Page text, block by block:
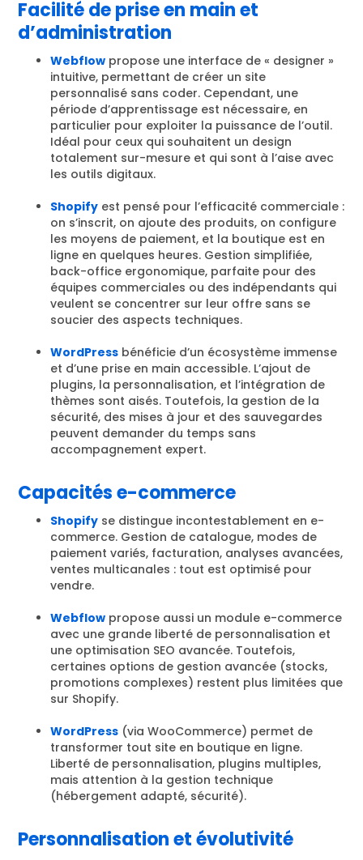
Facilité de prise en main et
d’administration
Webflow propose une interface de « designer »
intuitive, permettant de créer un site
personnalisé sans coder. Cependant, une
période d’apprentissage est nécessaire, en
particulier pour exploiter la puissance de l’outil.
Idéal pour ceux qui souhaitent un design
totalement sur-mesure et qui sont à l’aise avec
les outils digitaux.
Shopify est pensé pour l’efficacité commerciale :
on s’inscrit, on ajoute des produits, on configure
les moyens de paiement, et la boutique est en
ligne en quelques heures. Gestion simplifiée,
back-office ergonomique, parfaite pour des
équipes commerciales ou des indépendants qui
veulent se concentrer sur leur offre sans se
soucier des aspects techniques.
WordPress bénéficie d’un écosystème immense
et d’une prise en main accessible. L’ajout de
plugins, la personnalisation, et l’intégration de
thèmes sont aisés. Toutefois, la gestion de la
sécurité, des mises à jour et des sauvegardes
peuvent demander du temps sans
accompagnement expert.
Capacités e-commerce
Shopify se distingue incontestablement en e-
commerce. Gestion de catalogue, modes de
paiement variés, facturation, analyses avancées,
ventes multicanales : tout est optimisé pour
vendre.
Webflow propose aussi un module e-commerce
avec une grande liberté de personnalisation et
une optimisation SEO avancée. Toutefois,
certaines options de gestion avancée (stocks,
promotions complexes) restent plus limitées que
sur Shopify.
WordPress (via WooCommerce) permet de
transformer tout site en boutique en ligne.
Liberté de personnalisation, plugins multiples,
mais attention à la gestion technique
(hébergement adapté, sécurité).
Personnalisation et évolutivité